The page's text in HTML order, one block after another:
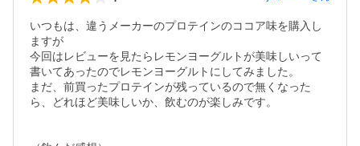
いつもは、違うメーカーのプロテインのココア味を購入し
ますが
今回はレビューを見たらレモンヨーグルトが美味しいって
書いてあったのでレモンヨーグルトにしてみました。
まだ、前買ったプロテインが残っているので無くなった
ら、どれほど美味しいか、飲むのが楽しみです。